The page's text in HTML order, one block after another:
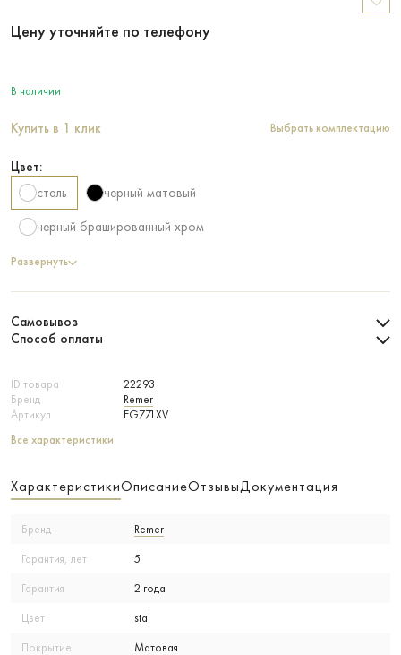
ID товара
22293
Бренд
Remer
Артикул
EG771XV
Все характеристики
Цену уточняйте по телефону
В наличии
Купить в 1 клик Выбрать комплектацию
Цвет:
сталь
черный матовый
черный брашированный хром
Развернуть
Самовывоз
Способ оплаты
ХарактеристикиОписаниеОтзывыДокументация
Бренд Remer
Гарантия, лет 5
Гарантия 2 года
Цвет stal
Покрытие Матовая